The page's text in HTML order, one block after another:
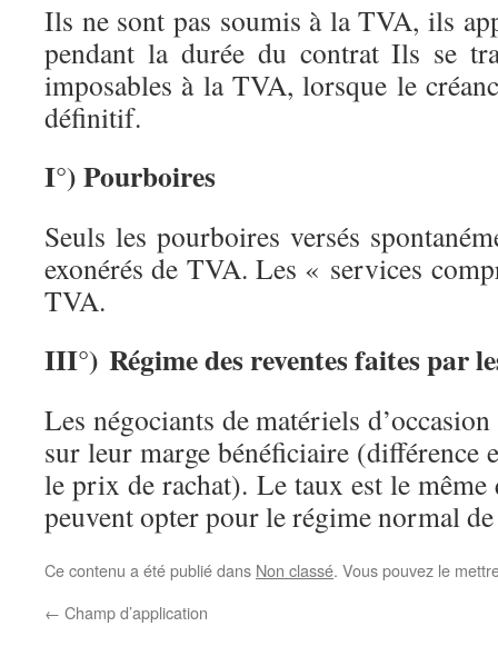
Ils ne sont pas soumis à la TVA, ils
pendant la durée du contrat Ils se
imposables à la TVA, lorsque le
définitif.
I°) Pourboires
Seuls les pourboires versés
exonérés de TVA. Les « services
TVA.
III°) Régime des reventes faites par
Les négociants de matériels
sur leur marge bénéficiaire (différence
le prix de rachat). Le taux est le
peuvent opter pour le régime normal
Ce contenu a été publié dans Non classé. Vous pouvez le
← Champ d’application